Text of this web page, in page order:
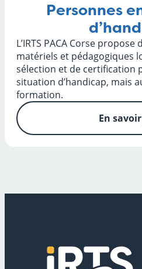
Personnes
L’IRTS PACA Corse
matériels et pédagogiques
sélection et de certification
situation d’handicap, mais
formation.
En